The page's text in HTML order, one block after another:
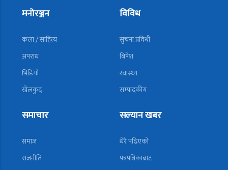
विविध
सुचना प्रविधी
बिषेश
स्वास्थ्य
सम्पादकीय
मनोरञ्जन
कला / साहित्य
अपराध
भिडियो
खेलकुद
सल्यान खबर
धेरै पढिएको
पत्रपत्रिकाबाट
समाचार
समाज
राजनीति